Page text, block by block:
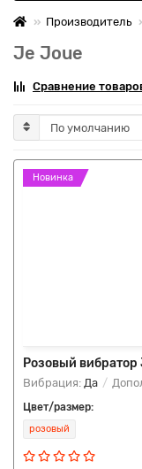
Производитель
Je Joue
Сравнение
Новинка
Розовый
Вибрация: Да
Цвет/размер:
розовый